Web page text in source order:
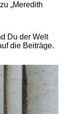
zu „Meredith
Du der Welt
die Beiträge.